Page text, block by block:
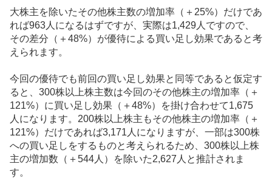
大株主を除いたその他株主数の増加率（＋25%）だけであ
れば963人になるはずですが、実際は1,429人ですので、
その差分（＋48%）が優待による買い足し効果であると考
えられます。
今回の優待でも前回の買い足し効果と同等であると仮定す
ると、300株以上株主数は今回のその他株主の増加率（＋
121%）に買い足し効果（＋48%）を掛け合わせて1,675
人になります。200株以上株主もその他株主の増加率（＋
121%）だけであれば3,171人になりますが、一部は300株
への買い足しをするものと考えられるため、300株以上株
主の増加数（＋544人）を除いた2,627人と推計されま
す。